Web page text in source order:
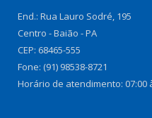
End.: Rua Lauro Sodré, 195
Centro - Baião - PA
CEP: 68465-555
Fone: (91) 98538-8721
Horário de atendimento: 07:00